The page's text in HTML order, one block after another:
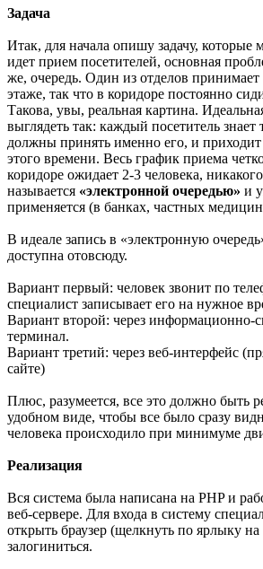
Задача
Итак, для начала опишу задачу, которые
идет прием посетителей, основная
же, очередь. Один из отделов
этаже, так что в коридоре постоянно
Такова, увы, реальная картина.
выглядеть так: каждый посетитель знает
должны принять именно его, и
этого времени. Весь график приема
коридоре ожидает 2-3 человека,
называется «электронной очередью» и
применяется (в банках, частных
В идеале запись в «электронную
доступна отовсюду.
Вариант первый: человек звонит по
специалист записывает его на нужное
Вариант второй: через информационно-
терминал.
Вариант третий: через веб-интерфейс
сайте)
Плюс, разумеется, все это должно быть
удобном виде, чтобы все было сразу
человека происходило при минимуме
Реализация
Вся система была написана на PHP и
веб-сервере. Для входа в систему
открыть браузер (щелкнуть по ярлыку на
залогиниться.